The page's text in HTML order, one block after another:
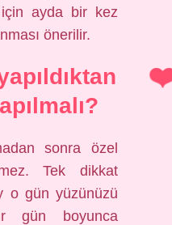
ayda bir kez
önerilir.
sonra özel
Tek dikkat
o gün yüzünüzü
gün boyunca